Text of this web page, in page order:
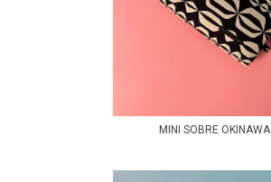
MINI SOBRE OKINAWA